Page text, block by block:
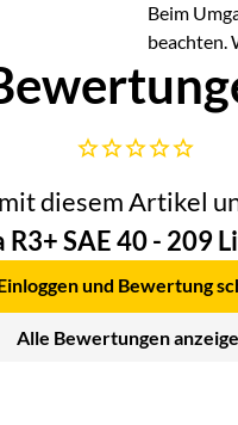
Beim
beachten.
Noch keine
diesem Artikel
R3+ SAE 40 - 209
und Bewertung
Alle Bewertungen